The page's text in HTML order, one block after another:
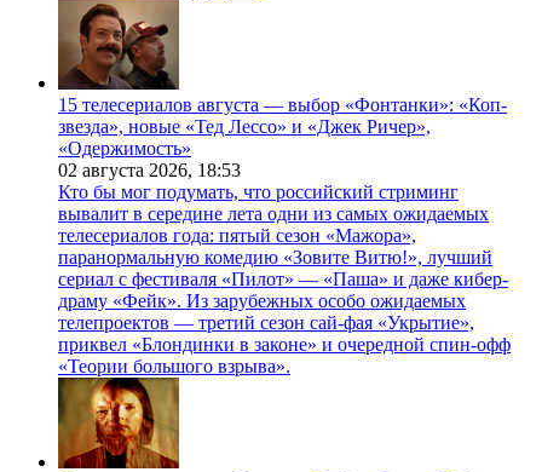
15 телесериалов августа — выбор «Фонтанки»: «Коп-
звезда», новые «Тед Лессо» и «Джек Ричер»,
«Одержимость»
02 августа 2026, 18:53
Кто бы мог подумать, что российский стриминг
вывалит в середине лета одни из самых ожидаемых
телесериалов года: пятый сезон «Мажора»,
паранормальную комедию «Зовите Витю!», лучший
сериал с фестиваля «Пилот» — «Паша» и даже кибер-
драму «Фейк». Из зарубежных особо ожидаемых
телепроектов — третий сезон сай-фая «Укрытие»,
приквел «Блондинки в законе» и очередной спин-офф
«Теории большого взрыва».